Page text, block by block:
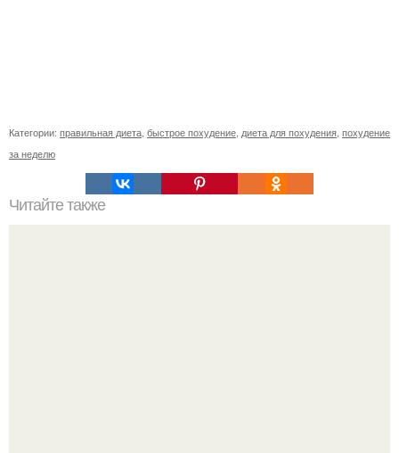
Категории: правильная диета, быстрое похудение, диета для похудения, похудение
за неделю
Читайте также